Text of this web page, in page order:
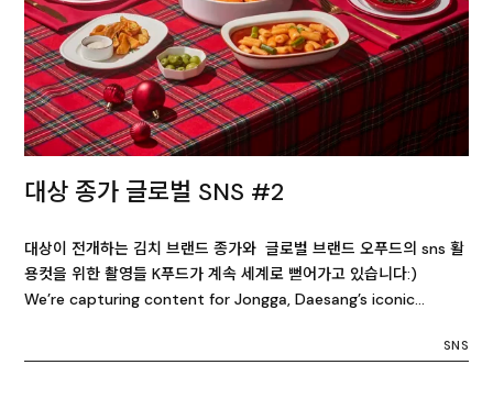
대상 종가 글로벌 SNS #2
대상이 전개하는 김치 브랜드 종가와 글로벌 브랜드 오푸드의 sns 활
용컷을 위한 촬영들 K푸드가 계속 세계로 뻗어가고 있습니다:)
We’re capturing content for Jongga, Daesang’s iconic…
SNS